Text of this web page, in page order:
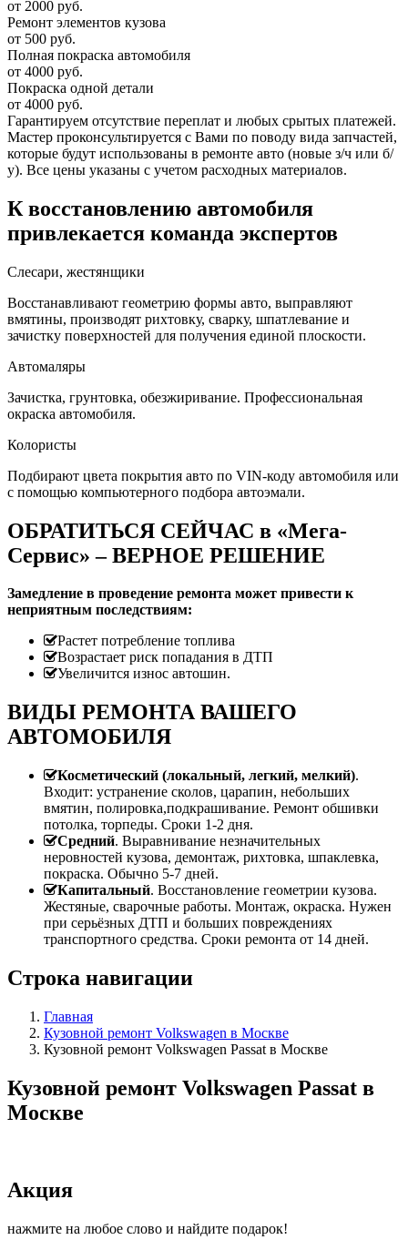
от 2000 руб.
Ремонт элементов кузова
от 500 руб.
Полная покраска автомобиля
от 4000 руб.
Покраска одной детали
от 4000 руб.
Гарантируем отсутствие переплат и любых срытых платежей.
Мастер проконсультируется с Вами по поводу вида запчастей,
которые будут использованы в ремонте авто (новые з/ч или б/
у). Все цены указаны с учетом расходных материалов.
К восстановлению автомобиля
привлекается команда экспертов
Слесари, жестянщики
Восстанавливают геометрию формы авто, выправляют
вмятины, производят рихтовку, сварку, шпатлевание и
зачистку поверхностей для получения единой плоскости.
Автомаляры
Зачистка, грунтовка, обезжиривание. Профессиональная
окраска автомобиля.
Колористы
Подбирают цвета покрытия авто по VIN-коду автомобиля или
с помощью компьютерного подбора автоэмали.
ОБРАТИТЬСЯ СЕЙЧАС в «Мега-
Сервис» – ВЕРНОЕ РЕШЕНИЕ
Замедление в проведение ремонта может привести к
неприятным последствиям:
Растет потребление топлива
Возрастает риск попадания в ДТП
Увеличится износ автошин.
ВИДЫ РЕМОНТА ВАШЕГО
АВТОМОБИЛЯ
Косметический (локальный, легкий, мелкий).
Входит: устранение сколов, царапин, небольших
вмятин, полировка,подкрашивание. Ремонт обшивки
потолка, торпеды. Сроки 1-2 дня.
Средний. Выравнивание незначительных
неровностей кузова, демонтаж, рихтовка, шпаклевка,
покраска. Обычно 5-7 дней.
Капитальный. Восстановление геометрии кузова.
Жестяные, сварочные работы. Монтаж, окраска. Нужен
при серьёзных ДТП и больших повреждениях
транспортного средства. Сроки ремонта от 14 дней.
Строка навигации
Главная
Кузовной ремонт Volkswagen в Москве
Кузовной ремонт Volkswagen Passat в Москве
Кузовной ремонт Volkswagen Passat в
Москве
Акция
нажмите на любое слово и найдите подарок!